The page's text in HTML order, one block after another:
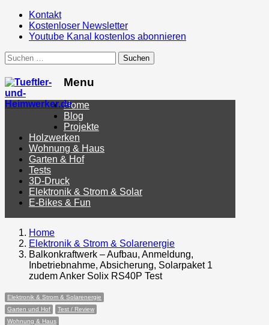
Kontakt
Kostenloser Newsletter
Youtube Kanal kostenlos abonnieren
Suchen
nach:
Menu
Menu
Home
Blog
Projekte
Holzwerken
Wohnung & Haus
Garten & Hof
Tests
3D-Druck
Elektronik & Strom & Solar
E-Bikes & Fun
Home
Elektronik & Strom & Solarenergie
Balkonkraftwerk – Aufbau, Anmeldung,
Inbetriebnahme, Absicherung, Solarpaket 1
zudem Anker Solix RS40P Test
Elektronik & Strom & Solarenergie
Garten und Hof
Test / Review
Wohnung & Haus